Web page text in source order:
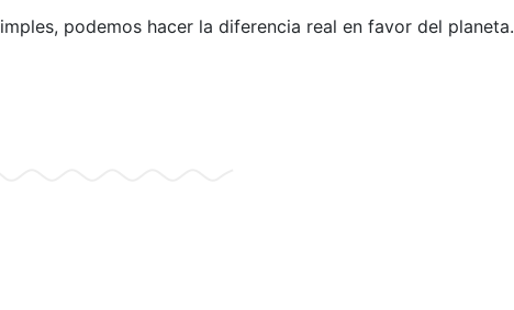
podemos hacer la diferencia real en favor del planeta.